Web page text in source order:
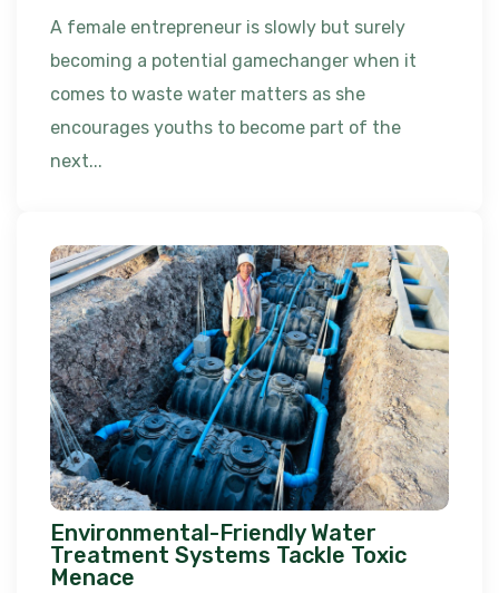
A female entrepreneur is slowly but surely
becoming a potential gamechanger when it
comes to waste water matters as she
encourages youths to become part of the
next...
Environmental-Friendly Water
Treatment Systems Tackle Toxic
Menace